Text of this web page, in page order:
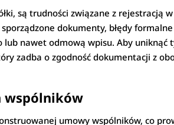
są trudności związane z rejestracją
dokumenty, błędy
nawet odmową wpisu. Aby
zadba o zgodność dokumentacji z
wspólników
umowy wspólników, co